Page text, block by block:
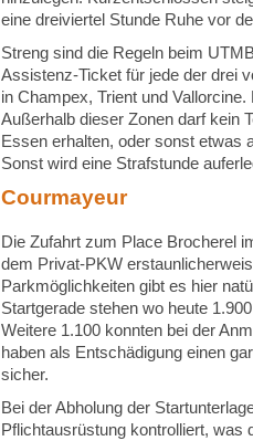
eine dreiviertel Stunde Ruhe vor
Streng sind die Regeln beim
Assistenz-Ticket für jede der drei
in Champex, Trient und
Außerhalb dieser Zonen darf kein
Essen erhalten, oder sonst etwas
Sonst wird eine Strafstunde
Courmayeur
Die Zufahrt zum Place Brocherel
dem Privat-PKW
Parkmöglichkeiten gibt es hier
Startgerade stehen wo heute
Weitere 1.100 konnten bei der
haben als Entschädigung einen
sicher.
Bei der Abholung der
Pflichtausrüstung kontrolliert, was